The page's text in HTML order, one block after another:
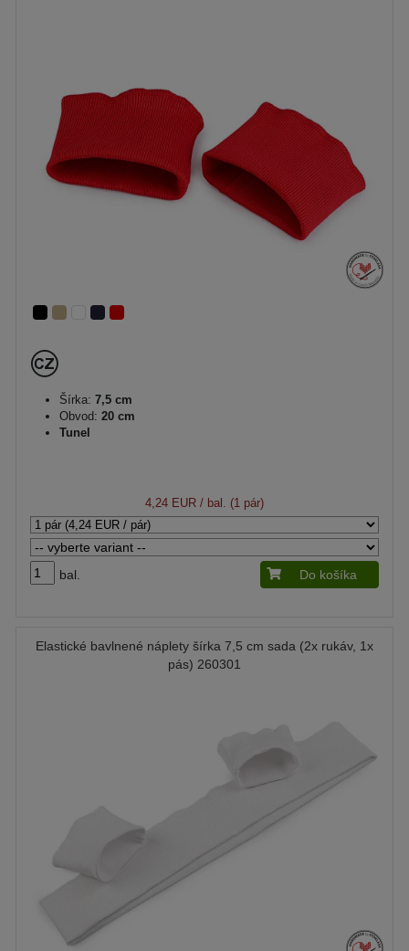
Šírka: 7,5 cm
Obvod: 20 cm
Tunel
4,24 EUR / bal. (1 pár)
bal. Do košíka
Elastické bavlnené náplety šírka 7,5 cm sada (2x rukáv, 1x
pás) 260301